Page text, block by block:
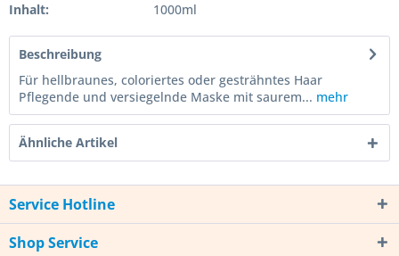
Inhalt:
1000ml
Beschreibung
Für hellbraunes, coloriertes oder gesträhntes Haar
Pflegende und versiegelnde Maske mit saurem... mehr
Ähnliche Artikel
Service Hotline
Shop Service